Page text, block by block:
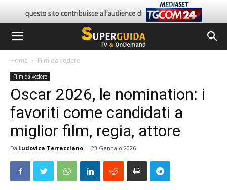
Home Film da vedere
Film da vedere
Oscar 2026, le nomination: i
favoriti come candidati a
miglior film, regia, attore
Da Ludovica Terracciano - 23 Gennaio 2026